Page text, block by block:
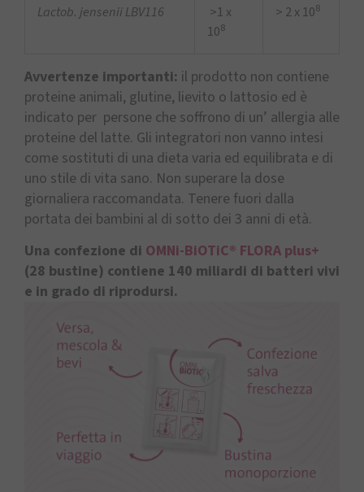
Lactob. jensenii LBV116
>1 x
108
> 2 x 108
Avvertenze importanti: il prodotto non contiene
proteine animali, glutine, lievito o lattosio ed è
indicato per persone che soffrono di un’ allergia alle
proteine del latte. Gli integratori non vanno intesi
come sostituti di una dieta varia ed equilibrata e di
uno stile di vita sano. Non superare la dose
giornaliera raccomandata. Tenere fuori dalla
portata dei bambini al di sotto dei 3 anni di età.
Una confezione di OMNi-BiOTiC® FLORA plus+
(28 bustine) contiene 140 miliardi di batteri vivi
e in grado di riprodursi.